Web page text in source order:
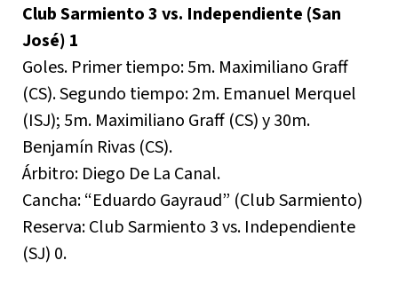
Club Sarmiento 3 vs. Independiente (San
José) 1
Goles. Primer tiempo: 5m. Maximiliano Graff
(CS). Segundo tiempo: 2m. Emanuel Merquel
(ISJ); 5m. Maximiliano Graff (CS) y 30m.
Benjamín Rivas (CS).
Árbitro: Diego De La Canal.
Cancha: “Eduardo Gayraud” (Club Sarmiento)
Reserva: Club Sarmiento 3 vs. Independiente
(SJ) 0.